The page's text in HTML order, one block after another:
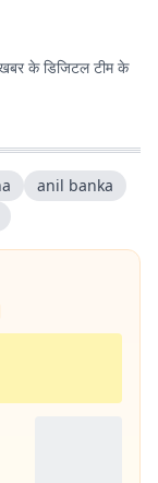
के डिजिटल टीम के
anil banka